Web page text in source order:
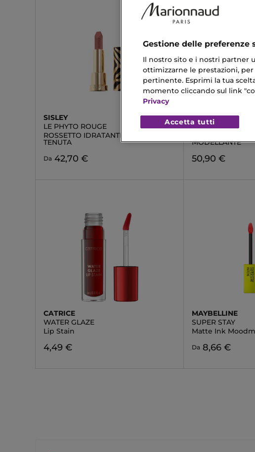
SISLEY
LE PHYTO ROUGE
ROSSETTO IDRATANTE LUNGA
TENUTA
Da 42,70 €
LANCÔME
L'ABSOLU
MODELLANTE
50,90 €
CATRICE
WATER GLAZE
Lip Stain
4,49 €
MAYBELLINE
SUPER STAY
Matte Ink
Da 8,66 €
Gestione delle preferenze
Il nostro sito e i nostri partner
ottimizzarne le prestazioni,
pertinente. Esprimi la tua
momento cliccando sul link
Privacy
Accetta tutti